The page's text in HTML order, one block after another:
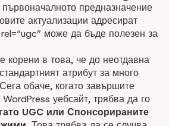
предназначение
актуализации адресират
може да бъде полезен за
корени в това, че до неотдавна
атрибут за много
обаче, когато завършите
уебсайт, трябва да го
UGC или Спонсорираните